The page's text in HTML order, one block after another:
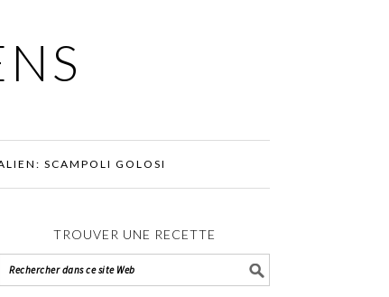
SCAMPOLI GOLOSI
TROUVER UNE RECETTE